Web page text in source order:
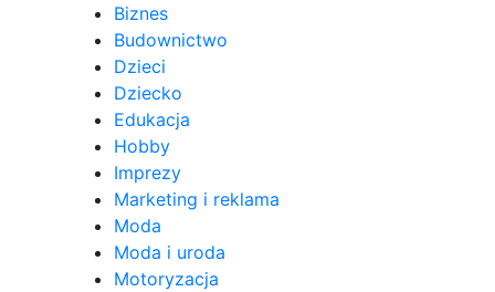
Biznes
Budownictwo
Dzieci
Dziecko
Edukacja
Hobby
Imprezy
Marketing i reklama
Moda
Moda i uroda
Motoryzacja